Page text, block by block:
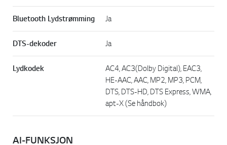
Bluetooth Lydstrømming Ja
DTS-dekoder Ja
Lydkodek
AC4, AC3(Dolby Digital), EAC3,
HE-AAC, AAC, MP2, MP3, PCM,
DTS, DTS-HD, DTS Express, WMA,
apt-X (Se håndbok)
AI-FUNKSJON